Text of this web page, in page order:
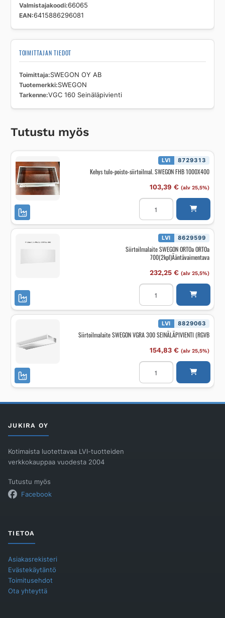
Valmistajakoodi 66065
EAN 6415886296081
TOIMITTAJAN TIEDOT
Toimittaja SWEGON OY AB
Tuotemerkki SWEGON
Tarkenne VGC 160 Seinäläpivienti
Tutustu myös
LVI 8729313
Kehys tulo-poisto-siirtoilmal. SWEGON FHB 1000X400
103,39 € (alv 25,5%)
Kehys
poisto-
siirtoilmal.
SWEGON
1000X400
määrä
LVI 8629599
Siirtoilmalaite SWEGON ORTOa ORTOa
700(2kpl)Ääntävaimentava
232,25 € (alv 25,5%)
Siirtoilmalaite
SWEGON
ORTOa
ORTOa
määrä LVI 8829063
Siirtoilmalaite SWEGON VGRA 300 SEINÄLÄPIVIENTI (RGVB
154,83 € (alv 25,5%)
Siirtoilmalaite
SWEGON
VGRA
300
määrä
JUKIRA OY
Kotimaista luotettavaa LVI-tuotteiden
verkkokauppaa vuodesta 2004
Tutustu myös
Facebook
TIETOA
Asiakasrekisteri
Evästekäytäntö
Toimitusehdot
Ota yhteyttä